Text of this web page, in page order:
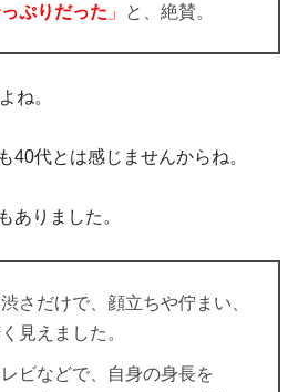
っぷりだった 」 と、絶賛。
ね。
40代とは感じませんからね。
ありました。
さだけで、顔立ちや佇まい、
見えました。
ビなどで、自身の身長を